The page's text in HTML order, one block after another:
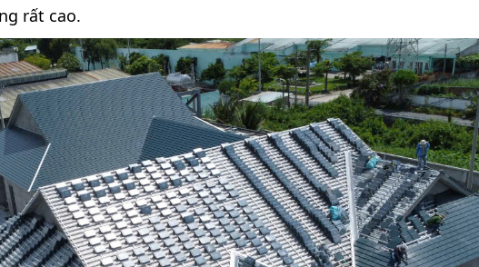
rất cao.